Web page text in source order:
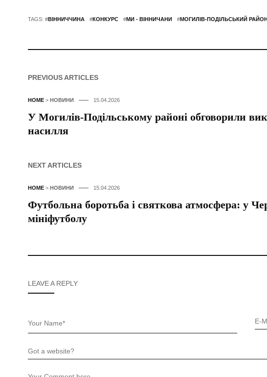
TAGS: #ВІННИЧЧИНА #КОНКУРС #МИ - ВІННИЧАНИ #МОГИЛІВ-ПОДІЛЬСЬКИЙ
PREVIOUS ARTICLES
HOME > НОВИНИ 15.04.2026
У Могилів-Подільському районі обговорили
насилля
NEXT ARTICLES
HOME > НОВИНИ 15.04.2026
Футбольна боротьба і святкова атмосфера: у
мініфутболу
LEAVE A REPLY